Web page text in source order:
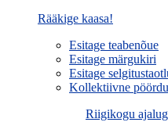
Rääkige kaasa!
Esitage teabenõue
Esitage märgukiri
Esitage
Kollektiivne
Riigikogu